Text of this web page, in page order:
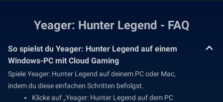
Yeager: Hunter Legend - FAQ
So spielst du Yeager: Hunter Legend auf einem
Windows-PC mit Cloud Gaming
Spiele Yeager: Hunter Legend auf deinem PC oder Mac,
indem du diese einfachen Schritten befolgst.
Klicke auf „Yeager: Hunter Legend auf dem PC